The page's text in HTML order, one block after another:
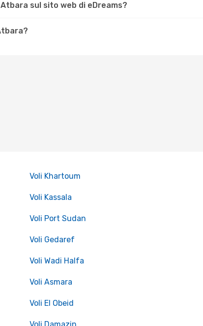
sul sito web di eDreams?
Voli Khartoum
Voli Kassala
Voli Port Sudan
Voli Gedaref
Voli Wadi Halfa
Voli Asmara
Voli El Obeid